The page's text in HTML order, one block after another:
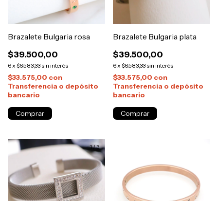
Brazalete Bulgaria rosa
$39.500,00
6 x $6.583,33sin interés
$33.575,00 con
Transferencia o depósito
bancario
Brazalete Bulgaria plata
$39.500,00
6 x $6.583,33sin interés
$33.575,00 con
Transferencia o depósito
bancario
1/3